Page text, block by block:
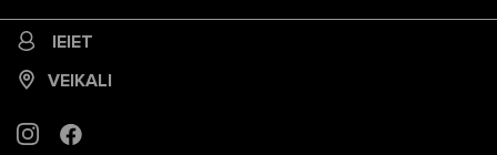
IEIET
VEIKALI
INSTAGRAM
FACEBOOK